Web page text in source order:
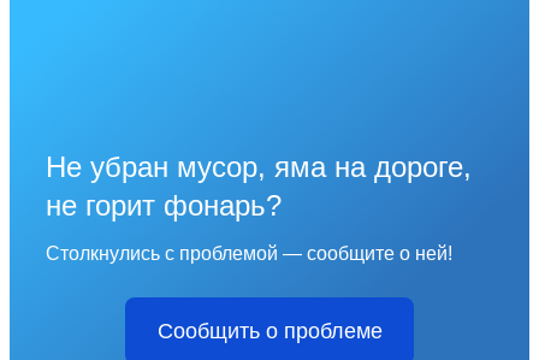
Не убран мусор, яма на дороге,
не горит фонарь?
Столкнулись с проблемой — сообщите о ней!
Сообщить о проблеме